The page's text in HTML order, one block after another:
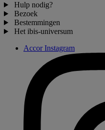
Hulp nodig?
Bezoek
Bestemmingen
Het ibis-universum
Accor Instagram